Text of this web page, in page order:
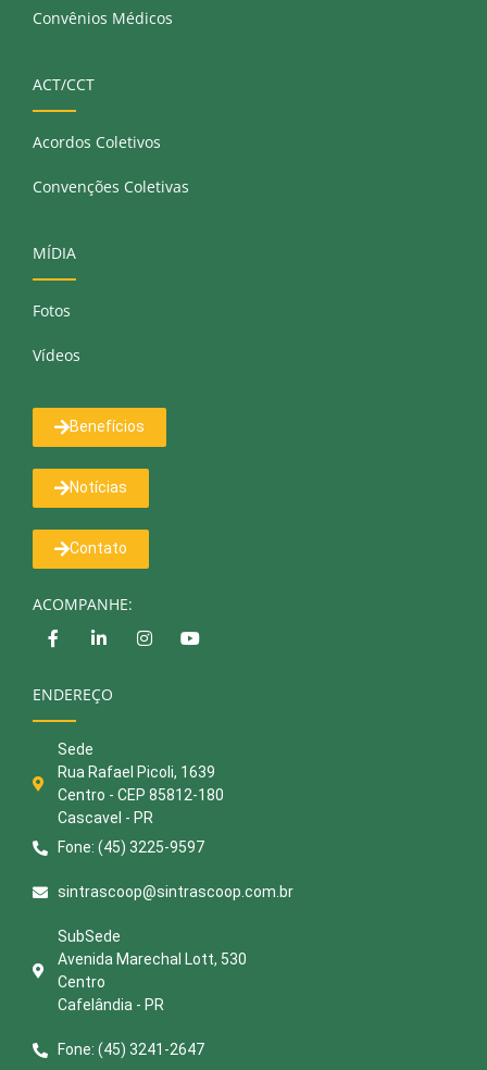
Convênios Médicos
ACT/CCT
Acordos Coletivos
Convenções Coletivas
MÍDIA
Fotos
Vídeos
Benefícios
Notícias
Contato
ACOMPANHE:
ENDEREÇO
Sede
Rua Rafael Picoli, 1639
Centro - CEP 85812-180
Cascavel - PR
Fone: (45) 3225-9597
sintrascoop@sintrascoop.com.br
SubSede
Avenida Marechal Lott, 530
Centro
Cafelândia - PR
Fone: (45) 3241-2647